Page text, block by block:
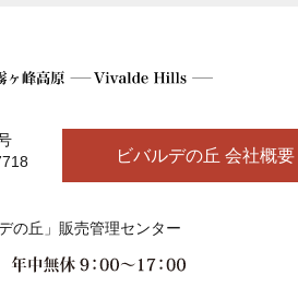
ビバルデの丘 会社概要
デの丘」販売管理センター